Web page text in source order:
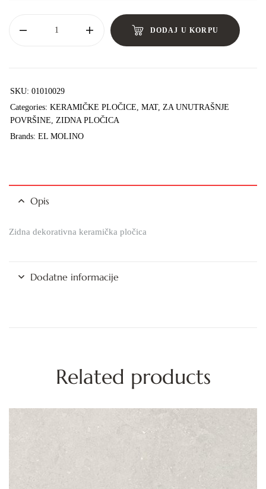
DODAJ U KORPU
SKU: 01010029
Categories: KERAMIČKE PLOČICE, MAT, ZA UNUTRAŠNJE
POVRŠINE, ZIDNA PLOČICA
Brands: EL MOLINO
Opis
Zidna dekorativna keramička pločica
Dodatne informacije
Related products